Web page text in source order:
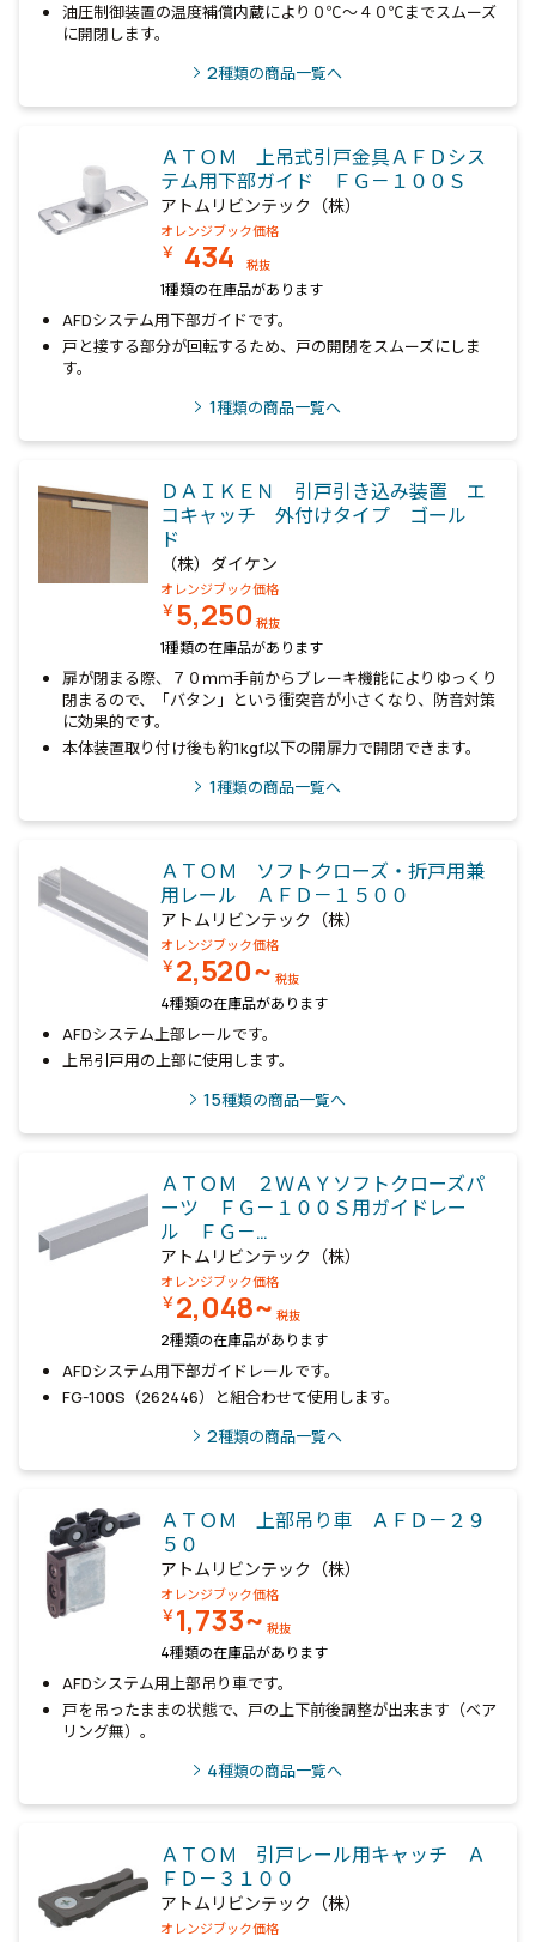
油圧制御装置の温度補償内蔵により０℃～４０℃までスムーズ
に開閉します。
2種類の商品一覧へ
ＡＴＯＭ 上吊式引戸金具ＡＦＤシス
テム用下部ガイド ＦＧ－１００Ｓ
アトムリビンテック（株）
オレンジブック価格
￥ 434 税抜
1種類の在庫品があります
AFDシステム用下部ガイドです。
戸と接する部分が回転するため、戸の開閉をスムーズにしま
す。
1種類の商品一覧へ
ＤＡＩＫＥＮ 引戸引き込み装置 エ
コキャッチ 外付けタイプ ゴール
ド
（株）ダイケン
オレンジブック価格
￥5,250 税抜
1種類の在庫品があります
扉が閉まる際、７０ｍｍ手前からブレーキ機能によりゆっくり
閉まるので、「バタン」という衝突音が小さくなり、防音対策
に効果的です。
本体装置取り付け後も約1kgf以下の開扉力で開閉できます。
1種類の商品一覧へ
ＡＴＯＭ ソフトクローズ・折戸用兼
用レール ＡＦＤ－１５００
アトムリビンテック（株）
オレンジブック価格
￥2,520~ 税抜
4種類の在庫品があります
AFDシステム上部レールです。
上吊引戸用の上部に使用します。
15種類の商品一覧へ
ＡＴＯＭ ２ＷＡＹソフトクローズパ
ーツ ＦＧ－１００Ｓ用ガイドレー
ル ＦＧ－…
アトムリビンテック（株）
オレンジブック価格
￥2,048~ 税抜
2種類の在庫品があります
AFDシステム用下部ガイドレールです。
FG-100S（262446）と組合わせて使用します。
2種類の商品一覧へ
ＡＴＯＭ 上部吊り車 ＡＦＤ－２９
５０
アトムリビンテック（株）
オレンジブック価格
￥1,733~ 税抜
4種類の在庫品があります
AFDシステム用上部吊り車です。
戸を吊ったままの状態で、戸の上下前後調整が出来ます（ベア
リング無）。
4種類の商品一覧へ
ＡＴＯＭ 引戸レール用キャッチ Ａ
ＦＤ－３１００
アトムリビンテック（株）
オレンジブック価格